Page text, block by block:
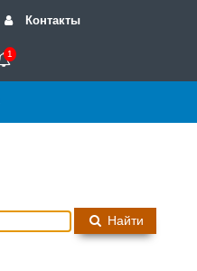
Контакты
1
Найти